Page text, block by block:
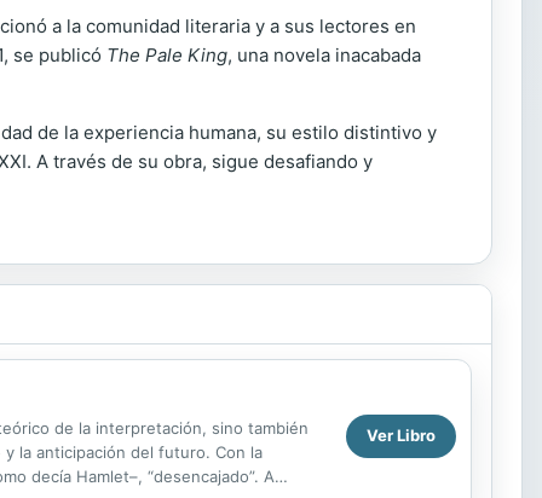
a la comunidad literaria y a sus lectores en
se publicó The Pale King, una novela inacabada
de la experiencia humana, su estilo distintivo y
A través de su obra, sigue desafiando y
de la interpretación, sino también
la anticipación del futuro. Con la
decía Hamlet–, “desencajado”. A
Ver Libro